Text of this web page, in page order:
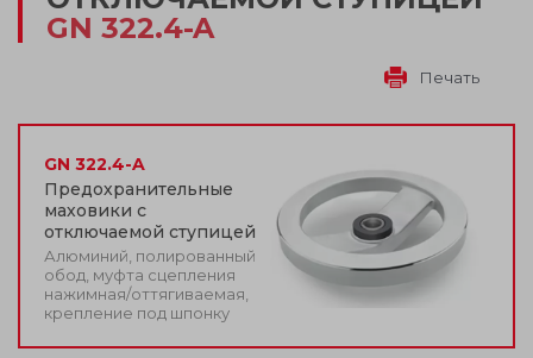
GN 322.4-A
Печать
GN 322.4-A
Предохранительные
маховики с
отключаемой ступицей
Алюминий, полированный
обод, муфта сцепления
нажимная/оттягиваемая,
крепление под шпонку